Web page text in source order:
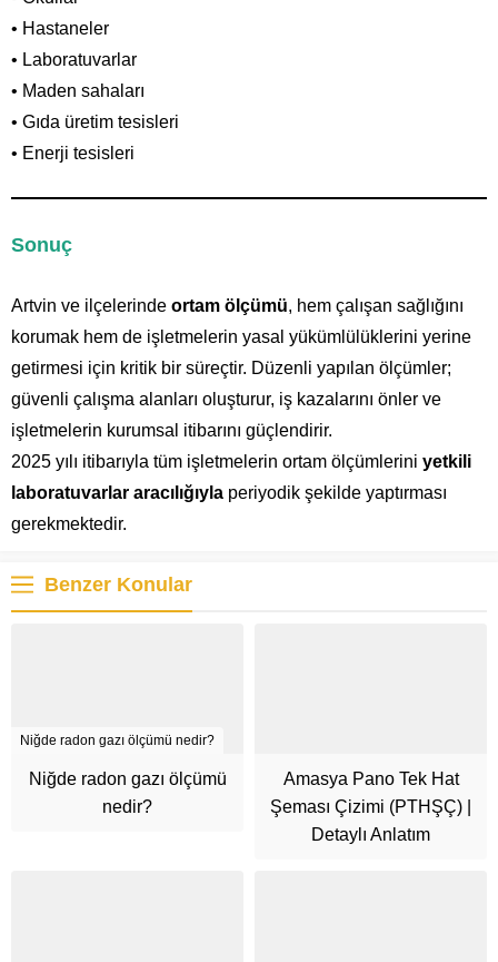
• Hastaneler
• Laboratuvarlar
• Maden sahaları
• Gıda üretim tesisleri
• Enerji tesisleri
Sonuç
Artvin ve ilçelerinde ortam ölçümü, hem çalışan sağlığını
korumak hem de işletmelerin yasal yükümlülüklerini yerine
getirmesi için kritik bir süreçtir. Düzenli yapılan ölçümler;
güvenli çalışma alanları oluşturur, iş kazalarını önler ve
işletmelerin kurumsal itibarını güçlendirir.
2025 yılı itibarıyla tüm işletmelerin ortam ölçümlerini yetkili
laboratuvarlar aracılığıyla periyodik şekilde yaptırması
gerekmektedir.
Benzer Konular
Niğde radon gazı ölçümü nedir?
Niğde radon gazı ölçümü
nedir?
Amasya Pano Tek Hat
Şeması Çizimi (PTHŞÇ) |
Detaylı Anlatım